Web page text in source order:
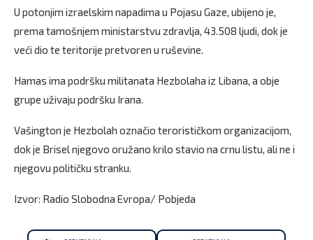
U potonjim izraelskim napadima u Pojasu Gaze, ubijeno je,
prema tamošnjem ministarstvu zdravlja, 43.508 ljudi, dok je
veći dio te teritorije pretvoren u ruševine.
Hamas ima podršku militanata Hezbolaha iz Libana, a obje
grupe uživaju podršku Irana.
Vašington je Hezbolah označio terorističkom organizacijom,
dok je Brisel njegovo oružano krilo stavio na crnu listu, ali ne i
njegovu političku stranku.
Izvor: Radio Slobodna Evropa/ Pobjeda